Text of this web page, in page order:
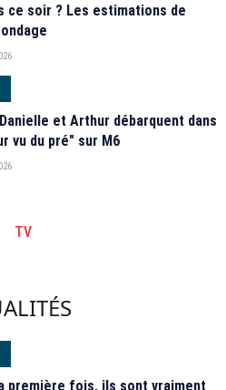
ce soir ? Les estimations de
et Arthur débarquent dans
vu du pré" sur M6
TV
première fois, ils sont vraiment